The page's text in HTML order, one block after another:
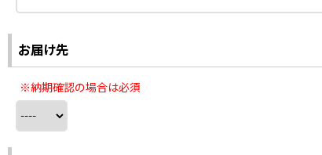
お届け先
※納期確認の場合は必須